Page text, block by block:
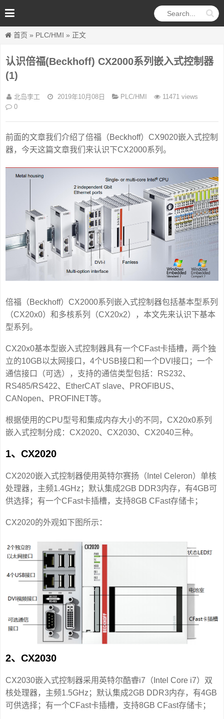
首页 » PLC/HMI » 正文
认识倍福(Beckhoff) CX2000系列嵌入式控制器
(1)
北岛李工 2019年10月08日 PLC/HMI
11471 views
0
前面的文章我们介绍了倍福（Beckhoff）CX9020嵌入式控制
器，今天这篇文章我们来认识下CX2000系列。
倍福（Beckhoff）CX2000系列嵌入式控制器包括基本型系列
（CX20x0）和多核系列（CX20x2），本文先来认识下基本
型系列。
CX20x0基本型嵌入式控制器具有一个CFast卡插槽，两个独
立的10GB以太网接口，4个USB接口和一个DVI接口；一个
通信接口（可选），支持的通信类型包括：RS232、
RS485/RS422、EtherCAT slave、PROFIBUS、
CANopen、PROFINET等。
根据使用的CPU型号和集成内存大小的不同，CX20x0系列
嵌入式控制分成：CX2020、CX2030、CX2040三种。
1、CX2020
CX2020嵌入式控制器使用英特尔赛扬（Intel Celeron）单核
处理器，主频1.4GHz；默认集成2GB DDR3内存，有4GB可
供选择；有一个CFast卡插槽，支持8GB CFast存储卡；
CX2020的外观如下图所示：
2、CX2030
CX2030嵌入式控制器采用英特尔酷睿i7（Intel Core i7）双
核处理器，主频1.5GHz；默认集成2GB DDR3内存，有4GB
可供选择；有一个CFast卡插槽，支持8GB CFast存储卡；